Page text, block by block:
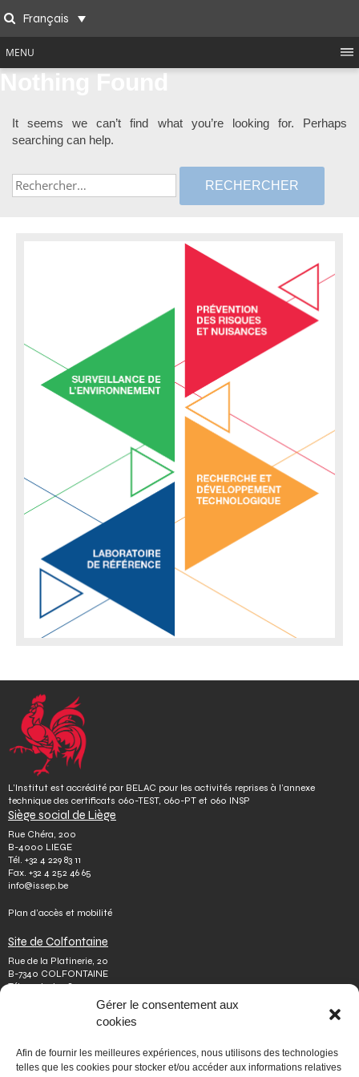
Gérer le consentement aux
cookies
Afin de fournir les meilleures expériences, nous utilisons des technologies
telles que les cookies pour stocker et/ou accéder aux informations relatives
to
content
SearchFrançais
MENU
Nothing Found
It seems we can’t find what you’re looking for. Perhaps
searching can help.
Rechercher :
L’Institut est accrédité par BELAC pour les activités reprises à l’annexe
technique des certificats 060-TEST, 060-PT et 060 INSP
Siège social de Liège
Rue Chéra, 200
B-4000 LIEGE
Tél. +32 4 229 83 11
Fax. +32 4 252 46 65
info@issep.be
Plan d’accès et mobilité
Site de Colfontaine
Rue de la Platinerie, 20
B-7340 COLFONTAINE
Tél.+32 65 610 813
colfontaine@issep.be
Qui sommes-nous
Travailler chez nous